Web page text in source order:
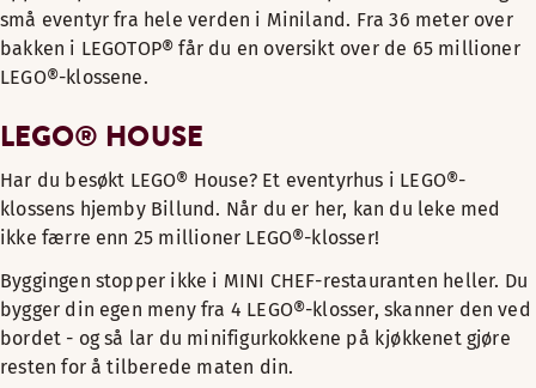
små eventyr fra hele verden i Miniland. Fra 36 meter over
bakken i LEGOTOP® får du en oversikt over de 65 millioner
LEGO®-klossene.
LEGO® HOUSE
Har du besøkt LEGO® House? Et eventyrhus i LEGO®-
klossens hjemby Billund. Når du er her, kan du leke med
ikke færre enn 25 millioner LEGO®-klosser!
Byggingen stopper ikke i MINI CHEF-restauranten heller. Du
bygger din egen meny fra 4 LEGO®-klosser, skanner den ved
bordet - og så lar du minifigurkokkene på kjøkkenet gjøre
resten for å tilberede maten din.